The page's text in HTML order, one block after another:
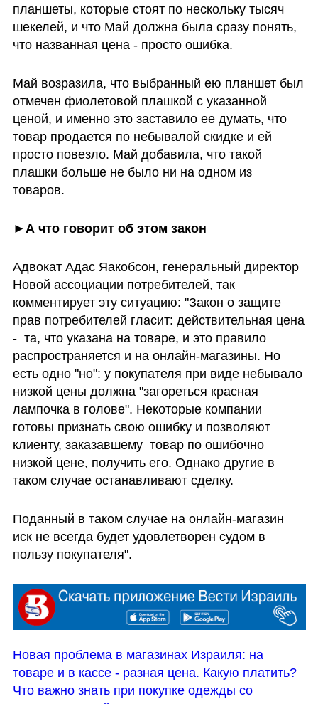
планшеты, которые стоят по нескольку тысяч
шекелей, и что Май должна была сразу понять,
что названная цена - просто ошибка.
Май возразила, что выбранный ею планшет был
отмечен фиолетовой плашкой с указанной
ценой, и именно это заставило ее думать, что
товар продается по небывалой скидке и ей
просто повезло. Май добавила, что такой
плашки больше не было ни на одном из
товаров.
►А что говорит об этом закон
Адвокат Адас Яакобсон, генеральный директор
Новой ассоциации потребителей, так
комментирует эту ситуацию: "Закон о защите
прав потребителей гласит: действительная цена
-  та, что указана на товаре, и это правило
распространяется и на онлайн-магазины. Но
есть одно "но": у покупателя при виде небывало
низкой цены должна "загореться красная
лампочка в голове". Некоторые компании
готовы признать свою ошибку и позволяют
клиенту, заказавшему  товар по ошибочно
низкой цене, получить его. Однако другие в
таком случае останавливают сделку.
Поданный в таком случае на онлайн-магазин
иск не всегда будет удовлетворен судом в
пользу покупателя".
Новая проблема в магазинах Израиля: на
товаре и в кассе - разная цена. Какую платить?
Что важно знать при покупке одежды со